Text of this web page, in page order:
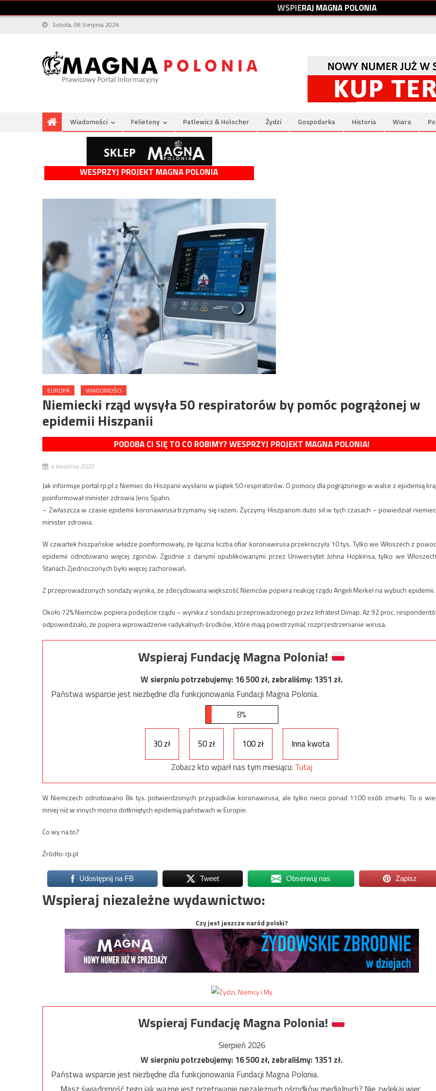
WSPIERAJMAGNAPOLONIA
Sobota, 08 Sierpnia 2026
Wiadomości Felietony Patlewicz & Holocher Żydzi Gospodarka Historia Wiara
WESPRZYJ PROJEKT MAGNA POLONIA
EUROPA WIADOMOŚCI
Niemiecki rząd wysyła 50 respiratorów by pomóc pogrążonej w
epidemii Hiszpanii
PODOBA CI SIĘ TO CO ROBIMY? WESPRZYJ PROJEKT MAGNA POLONIA!
4 kwietnia 2020
Jak informuje portal rp.pl z Niemiec do Hiszpanii wysłano w piątek 50 respiratorów. O pomocy dla pogrążonego w walce z epidemią
poinformował minister zdrowia Jens Spahn.
– Zwłaszcza w czasie epidemii koronawirusa trzymamy się razem. Życzymy Hiszpanom dużo sił w tych czasach – powiedział
minister zdrowia.
W czwartek hiszpańskie władze poinformowały, że łączna liczba ofiar koronawirusa przekroczyła 10 tys. Tylko we Włoszech z
epidemii odnotowano więcej zgonów. Zgodnie z danymi opublikowanymi przez Uniwersytet Johna Hopkinsa, tylko we
Stanach Zjednoczonych było więcej zachorowań.
Z przeprowadzonych sondaży wynika, że zdecydowana większość Niemców popiera reakcję rządu Angeli Merkel na wybuch epidemii.
Około 72% Niemców popiera podejście rządu – wynika z sondażu przeprowadzonego przez Infratest Dimap. Aż 92 proc.
odpowiedziało, że popiera wprowadzenie radykalnych środków, które mają powstrzymać rozprzestrzenianie wirusa.
Wspieraj Fundację Magna Polonia!
W sierpniu potrzebujemy:16 500zł, zebraliśmy:1351 zł.
Państwa wsparcie jest niezbędne dla funkcjonowania Fundacji Magna Polonia.
8%
30 zł 50 zł 100 zł
Inna kwota
Zobacz kto wparł nas tym miesiącu: Tutaj
W Niemczech odnotowano 84 tys. potwierdzonych przypadków koronawirusa, ale tylko nieco ponad 1100 osób zmarło. To o
mniej niż w innych mocno dotkniętych epidemią państwach w Europie.
Co wy na to?
Źródło: rp.pl
Udostępnij na FB Tweet Obserwuj nas Zapisz
Wspieraj niezależne wydawnictwo:
Czy jest jeszcze naród polski?
Wspieraj Fundację Magna Polonia!
Sierpień 2026
W sierpniu potrzebujemy:16 500zł, zebraliśmy:1351 zł.
Państwa wsparcie jest niezbędne dla funkcjonowania Fundacji Magna Polonia.